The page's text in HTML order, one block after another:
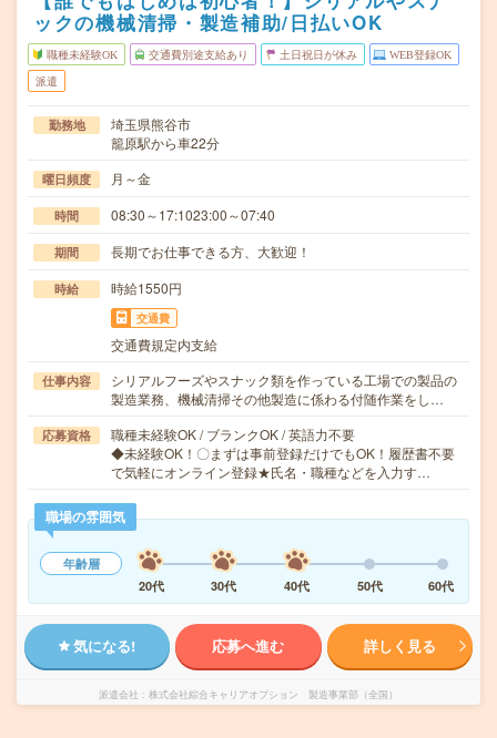
ックの機械清掃・製造補助/日払いOK
職種未経験OK 交通費別途支給あり 土日祝日が休み WEB登録OK
派遣
勤務地
埼玉県熊谷市
籠原駅から車22分
曜日頻度 月～金
時間 08:30～17:1023:00～07:40
期間 長期でお仕事できる方、大歓迎！
時給 時給1550円
交通費
交通費規定内支給
仕事内容
シリアルフーズやスナック類を作っている工場での製品の
製造業務、機械清掃その他製造に係わる付随作業をし…
応募資格
職種未経験OK / ブランクOK / 英語力不要
◆未経験OK！〇まずは事前登録だけでもOK！履歴書不要
で気軽にオンライン登録★氏名・職種などを入力す…
職場の雰囲気
年齢層
20代
30代 40代 50代 60代
気になる! 応募へ進む 詳しく見る
派遣会社 株式会社綜合キャリアオプション 製造事業部（全国）